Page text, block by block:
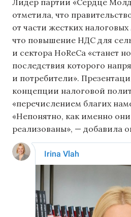
отметила, что
от части жестких
что повышение НДС для
и сектора HoReCa «станет
последствия которого
и потребители».
концепции налоговой
«перечислением благих
«Непонятно, как именно они
реализованы», — добавила